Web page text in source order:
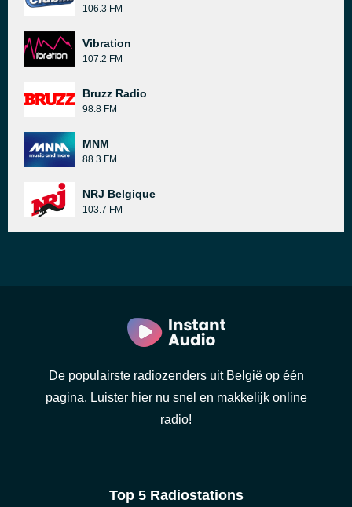
106.3 FM
Vibration
107.2 FM
Bruzz Radio
98.8 FM
MNM
88.3 FM
NRJ Belgique
103.7 FM
De populairste radiozenders uit België op één
pagina. Luister hier nu snel en makkelijk online
radio!
Top 5 Radiostations